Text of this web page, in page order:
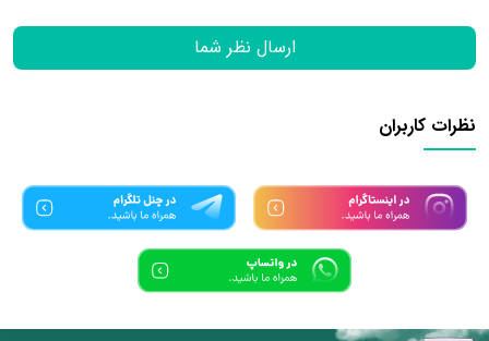
ارسال نظر شما
نظرات کاربران